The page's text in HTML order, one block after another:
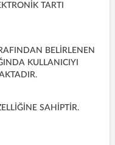
TARTI
BELİRLENEN
KULLANICIYI
SAHİPTİR.